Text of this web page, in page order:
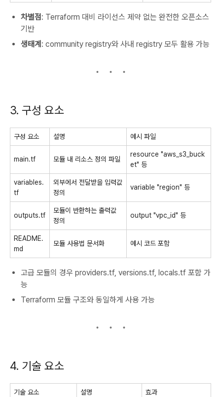
차별점: Terraform 대비 라이선스 제약 없는 완전한 오픈소스
기반
생태계 : community registry와 사내 registry 모두 활용 가능
3. 구성 요소
구성 요소 설명 예시 파일
main.tf 모듈 내 리소스 정의 파일
resource "aws_s3_buck
et" 등
variables.
tf
외부에서 전달받을 입력값
정의
variable "region" 등
outputs.tf
모듈이 반환하는 출력값
정의
output "vpc_id" 등
README.
md
모듈 사용법 문서화 예시 코드 포함
고급 모듈의 경우 providers.tf, versions.tf, locals.tf 포함 가
능
Terraform 모듈 구조와 동일하게 사용 가능
4. 기술 요소
기술 요소 설명 효과